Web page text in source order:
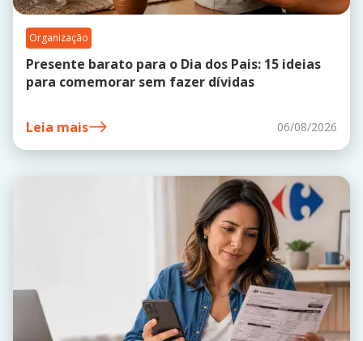
Organização
Presente barato para o Dia dos Pais: 15 ideias
para comemorar sem fazer dívidas
Leia mais 06/08/2026